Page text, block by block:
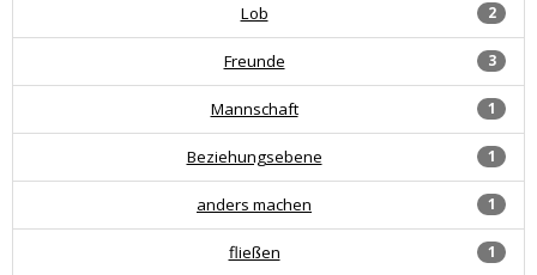
2
Lob
3
Freunde
1
Mannschaft
1
Beziehungsebene
1
anders machen
1
fließen